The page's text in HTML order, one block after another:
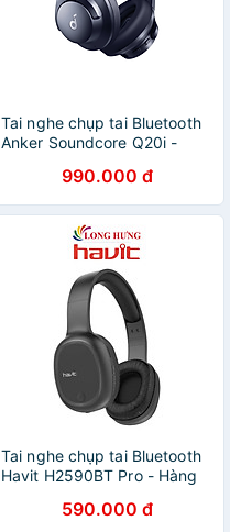
Tai nghe chụp tai Bluetooth
Anker Soundcore Q20i -
990.000 đ
Tai nghe chụp tai Bluetooth
Havit H2590BT Pro - Hàng
590.000 đ